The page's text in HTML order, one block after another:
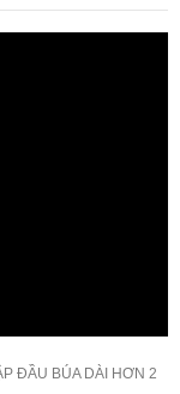
ĐẦU BÚA DÀI HƠN 2